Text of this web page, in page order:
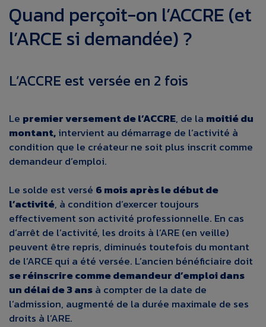
Quand perçoit-on l’ACCRE (et
l’ARCE si demandée) ?
L’ACCRE est versée en 2 fois
Le premier versement de l’ACCRE, de la moitié du
montant,intervient au démarrage de l’activité à
condition que le créateur ne soit plus inscrit comme
demandeur d’emploi.
Le solde est versé 6 mois après le début de
l’activité, à condition d’exercer toujours
effectivement son activité professionnelle. En cas
d’arrêt de l’activité, les droits à l’ARE (en veille)
peuvent être repris, diminués toutefois du montant
de l’ARCE qui a été versée. L’ancien bénéficiaire doit
se réinscrire comme demandeur d’emploi dans
un délai de 3 ansà compter de la date de
l’admission, augmenté de la durée maximale de ses
droits à l’ARE.